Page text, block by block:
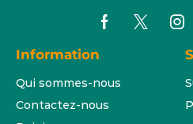
Information
Qui sommes-nous
Contactez-nous